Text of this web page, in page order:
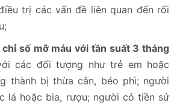
trị các vấn đề liên quan đến rối
số mỡ máu với tần suất 3 tháng
các đối tượng như trẻ em hoặc
thành bị thừa cân, béo phì; người
lá hoặc bia, rượu; người có tiền sử